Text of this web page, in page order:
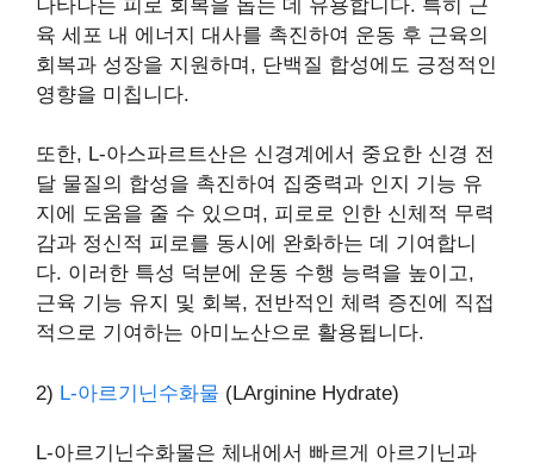
나타나는 피로 회복을 돕는 데 유용합니다. 특히 근
육 세포 내 에너지 대사를 촉진하여 운동 후 근육의
회복과 성장을 지원하며, 단백질 합성에도 긍정적인
영향을 미칩니다.
또한, L-아스파르트산은 신경계에서 중요한 신경 전
달 물질의 합성을 촉진하여 집중력과 인지 기능 유
지에 도움을 줄 수 있으며, 피로로 인한 신체적 무력
감과 정신적 피로를 동시에 완화하는 데 기여합니
다. 이러한 특성 덕분에 운동 수행 능력을 높이고,
근육 기능 유지 및 회복, 전반적인 체력 증진에 직접
적으로 기여하는 아미노산으로 활용됩니다.
2) L-아르기닌수화물 (LArginine Hydrate)
L-아르기닌수화물은 체내에서 빠르게 아르기닌과